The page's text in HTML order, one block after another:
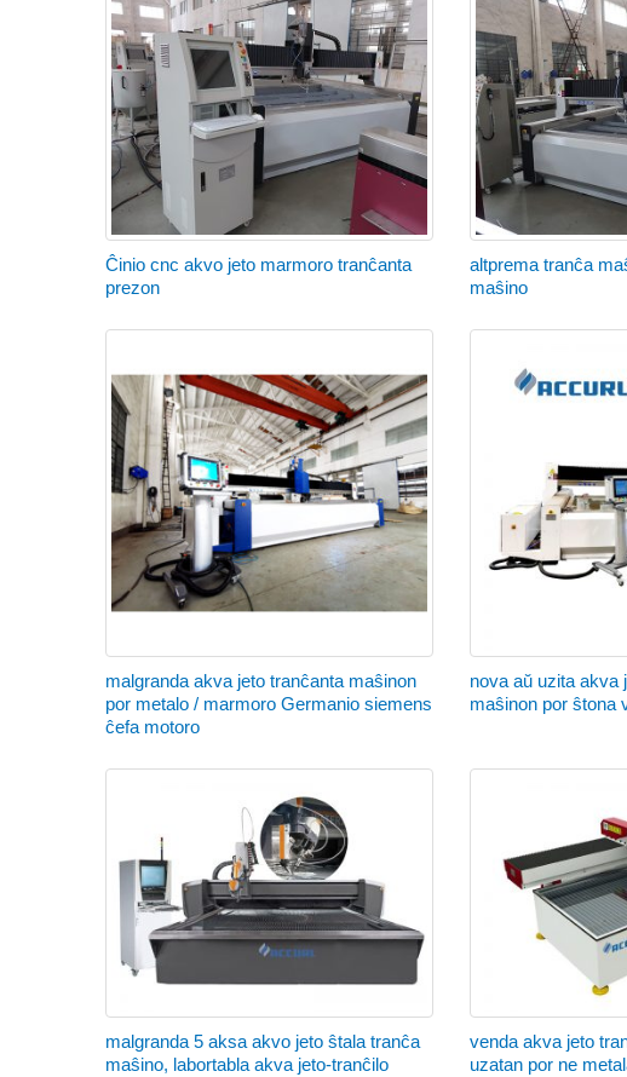
Ĉinio cnc akvo jeto marmoro tranĉanta
prezon
altprema tranĉa
maŝino
malgranda akva jeto tranĉanta maŝinon
por metalo / marmoro Germanio siemens
ĉefa motoro
nova aŭ uzita akva
maŝinon por ŝtona
malgranda 5 aksa akvo jeto ŝtala tranĉa
maŝino, labortabla akva jeto-tranĉilo
venda akva jeto
uzatan por ne